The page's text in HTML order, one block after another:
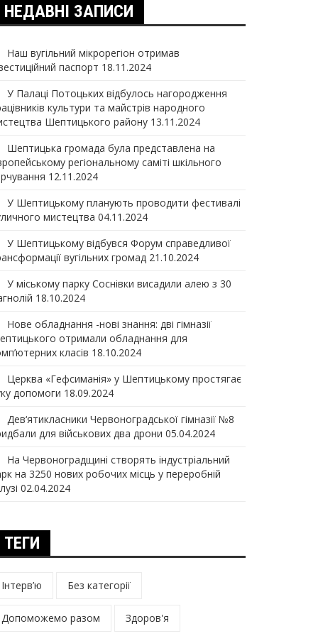
НЕДАВНІ ЗАПИСИ
Наш вугільний мікрорегіон отримав
паспорт 18.11.2024
У Палаці Потоцьких відбулось нагородження
культури та майстрів народного
Шептицького району 13.11.2024
Шептицька громада була представлена на
регіональному саміті шкільного
12.11.2024
У Шептицькому планують проводити фестивалі
мистецтва 04.11.2024
У Шептицькому відбувся Форум справедливої
вугільних громад 21.10.2024
У міському парку Соснівки висадили алею з 30
18.10.2024
Нове обладнання -нові знання: дві гімназії
отримали обладнання для
класів 18.10.2024
Церква «Гефсиманія» у Шептицькому простягає
допомоги 18.09.2024
Дев‘ятикласники Червоноградської гімназії №8
для військових два дрони 05.04.2024
На Червоноградщині створять індустріальний
на 3250 нових робочих місць у переробній
02.04.2024
ТЕГИ
Інтерв’ю Без категорії
Допоможемо разом Здоров'я